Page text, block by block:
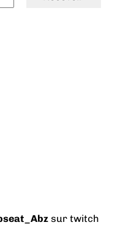
sur twitch